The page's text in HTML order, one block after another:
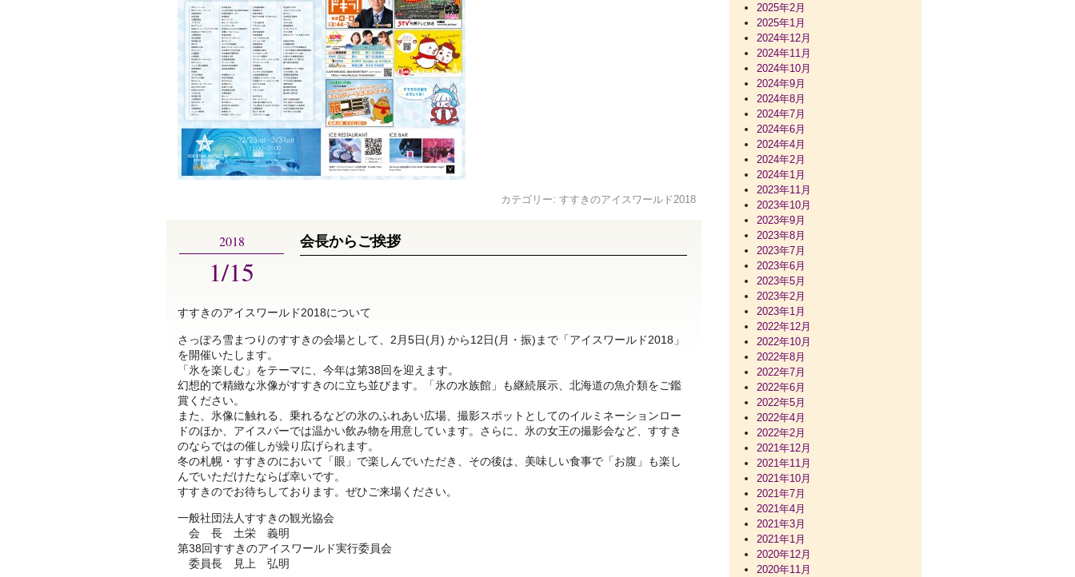
カテゴリー: すすきのアイスワールド2018
2018
1/15
会長からご挨拶
すすきのアイスワールド2018について
さっぽろ雪まつりのすすきの会場として、2月5日(月) から12日(月・振)まで「アイスワールド2018」
を開催いたします。
「氷を楽しむ」をテーマに、今年は第38回を迎えます。
幻想的で精緻な氷像がすすきのに立ち並びます。「氷の水族館」も継続展示、北海道の魚介類をご鑑
賞ください。
また、氷像に触れる、乗れるなどの氷のふれあい広場、撮影スポットとしてのイルミネーションロー
ドのほか、アイスバーでは温かい飲み物を用意しています。さらに、氷の女王の撮影会など、すすき
のならではの催しが繰り広げられます。
冬の札幌・すすきのにおいて「眼」で楽しんでいただき、その後は、美味しい食事で「お腹」も楽し
んでいただけたならば幸いです。
すすきのでお待ちしております。ぜひご来場ください。
一般社団法人すすきの観光協会
会 長 土栄 義明
第38回すすきのアイスワールド実行委員会
委員長 見上 弘明
2025年2月
2025年1月
2024年12月
2024年11月
2024年10月
2024年9月
2024年8月
2024年7月
2024年6月
2024年4月
2024年2月
2024年1月
2023年11月
2023年10月
2023年9月
2023年8月
2023年7月
2023年6月
2023年5月
2023年2月
2023年1月
2022年12月
2022年10月
2022年8月
2022年7月
2022年6月
2022年5月
2022年4月
2022年2月
2021年12月
2021年11月
2021年10月
2021年7月
2021年4月
2021年3月
2021年1月
2020年12月
2020年11月